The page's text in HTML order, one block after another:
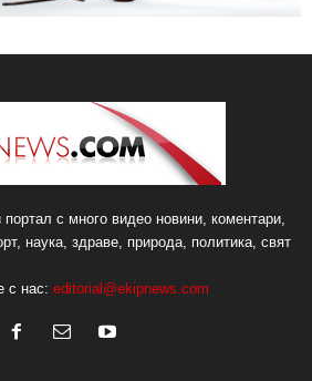
с много видео новини, коментари,
наука, здраве, природа, политика, свят
с нас: editorial@ekipnews.com